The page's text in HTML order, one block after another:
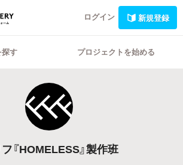
ログイン 新規登録
す プロジェクトを始める
フ『HOMELESS』製作班